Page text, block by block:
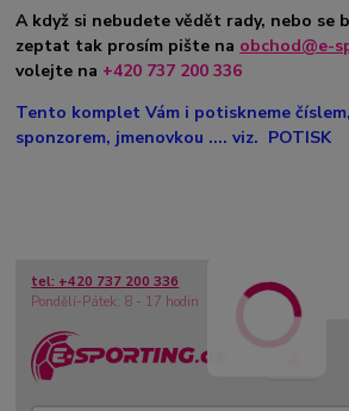
A když si nebudete vědět rady, nebo se
zeptat tak prosím pište na obchod@e-
volejte na +420 737 200 336
Tento komplet Vám i potiskneme
sponzorem, jmenovkou .... viz. POTISK
CZK
tel: +420 737 200 336
Pondělí-Pátek: 8 - 17 hodin